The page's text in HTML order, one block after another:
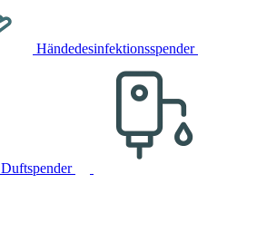
Händedesinfektionsspender
Duftspender